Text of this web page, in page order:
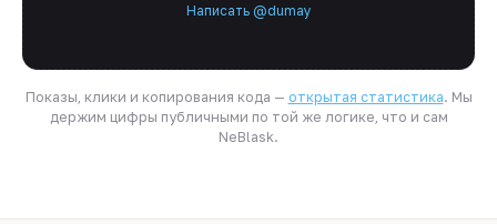
Написать @dumay
Показы, клики и копирования кода — открытая статистика. Мы
держим цифры публичными по той же логике, что и сам
NeBlask.